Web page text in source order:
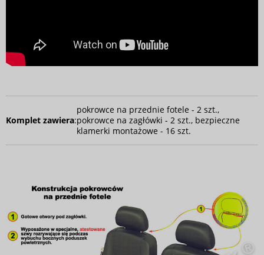
Komplet zawiera:
pokrowce na przednie fotele - 2 szt.,
pokrowce na zagłówki - 2 szt., bezpieczne
klamerki montażowe - 16 szt.